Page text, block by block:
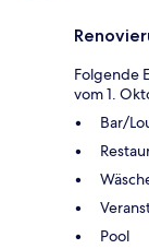
Folgende
vom 1.
Bar/
Pool